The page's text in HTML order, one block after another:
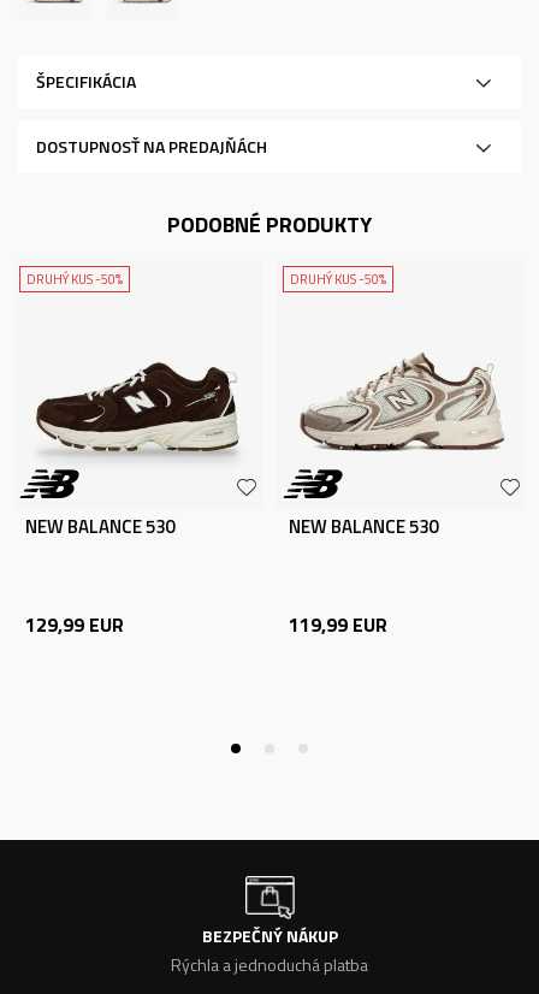
ŠPECIFIKÁCIA
DOSTUPNOSŤ NA PREDAJŇÁCH
PODOBNÉ PRODUKTY
DRUHÝ KUS -50%
NEW BALANCE 530
129,99 EUR
DRUHÝ KUS -50%
NEW BALANCE 530
119,99 EUR
BEZPEČNÝ NÁKUP
Rýchla a jednoduchá platba